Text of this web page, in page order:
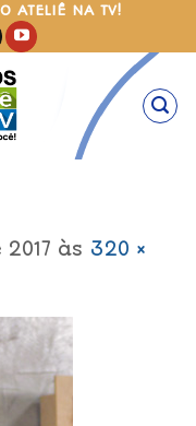
ATELIÊ NA TV!
às 320 ×